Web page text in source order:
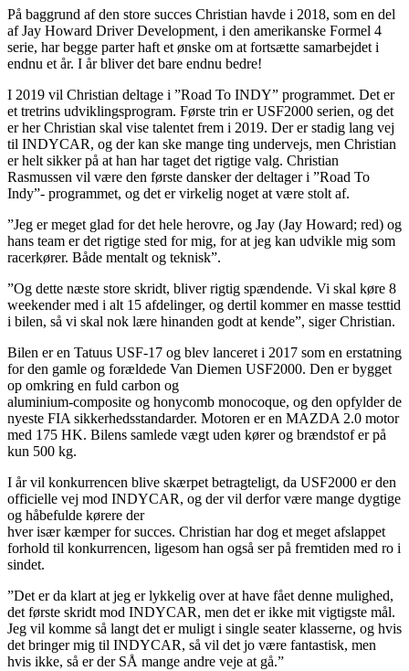
På baggrund af den store succes Christian havde i 2018, som en del
af Jay Howard Driver Development, i den amerikanske Formel 4
serie, har begge parter haft et ønske om at fortsætte samarbejdet i
endnu et år. I år bliver det bare endnu bedre!
I 2019 vil Christian deltage i ”Road To INDY” programmet. Det er
et tretrins udviklingsprogram. Første trin er USF2000 serien, og det
er her Christian skal vise talentet frem i 2019. Der er stadig lang vej
til INDYCAR, og der kan ske mange ting undervejs, men Christian
er helt sikker på at han har taget det rigtige valg. Christian
Rasmussen vil være den første dansker der deltager i ”Road To
Indy”- programmet, og det er virkelig noget at være stolt af.
”Jeg er meget glad for det hele herovre, og Jay (Jay Howard; red) og
hans team er det rigtige sted for mig, for at jeg kan udvikle mig som
racerkører. Både mentalt og teknisk”.
”Og dette næste store skridt, bliver rigtig spændende. Vi skal køre 8
weekender med i alt 15 afdelinger, og dertil kommer en masse testtid
i bilen, så vi skal nok lære hinanden godt at kende”, siger Christian.
Bilen er en Tatuus USF-17 og blev lanceret i 2017 som en erstatning
for den gamle og forældede Van Diemen USF2000. Den er bygget
op omkring en fuld carbon og
aluminium-composite og honycomb monocoque, og den opfylder de
nyeste FIA sikkerhedsstandarder. Motoren er en MAZDA 2.0 motor
med 175 HK. Bilens samlede vægt uden kører og brændstof er på
kun 500 kg.
I år vil konkurrencen blive skærpet betragteligt, da USF2000 er den
officielle vej mod INDYCAR, og der vil derfor være mange dygtige
og håbefulde kørere der
hver især kæmper for succes. Christian har dog et meget afslappet
forhold til konkurrencen, ligesom han også ser på fremtiden med ro i
sindet.
”Det er da klart at jeg er lykkelig over at have fået denne mulighed,
det første skridt mod INDYCAR, men det er ikke mit vigtigste mål.
Jeg vil komme så langt det er muligt i single seater klasserne, og hvis
det bringer mig til INDYCAR, så vil det jo være fantastisk, men
hvis ikke, så er der SÅ mange andre veje at gå.”